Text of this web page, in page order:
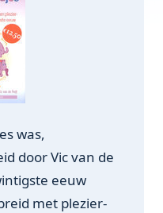
was,
door Vic van de
eeuw
met plezier-